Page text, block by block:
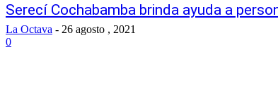
Serecí Cochabamba brinda ayuda a
La Octava - 26 agosto , 2021
0